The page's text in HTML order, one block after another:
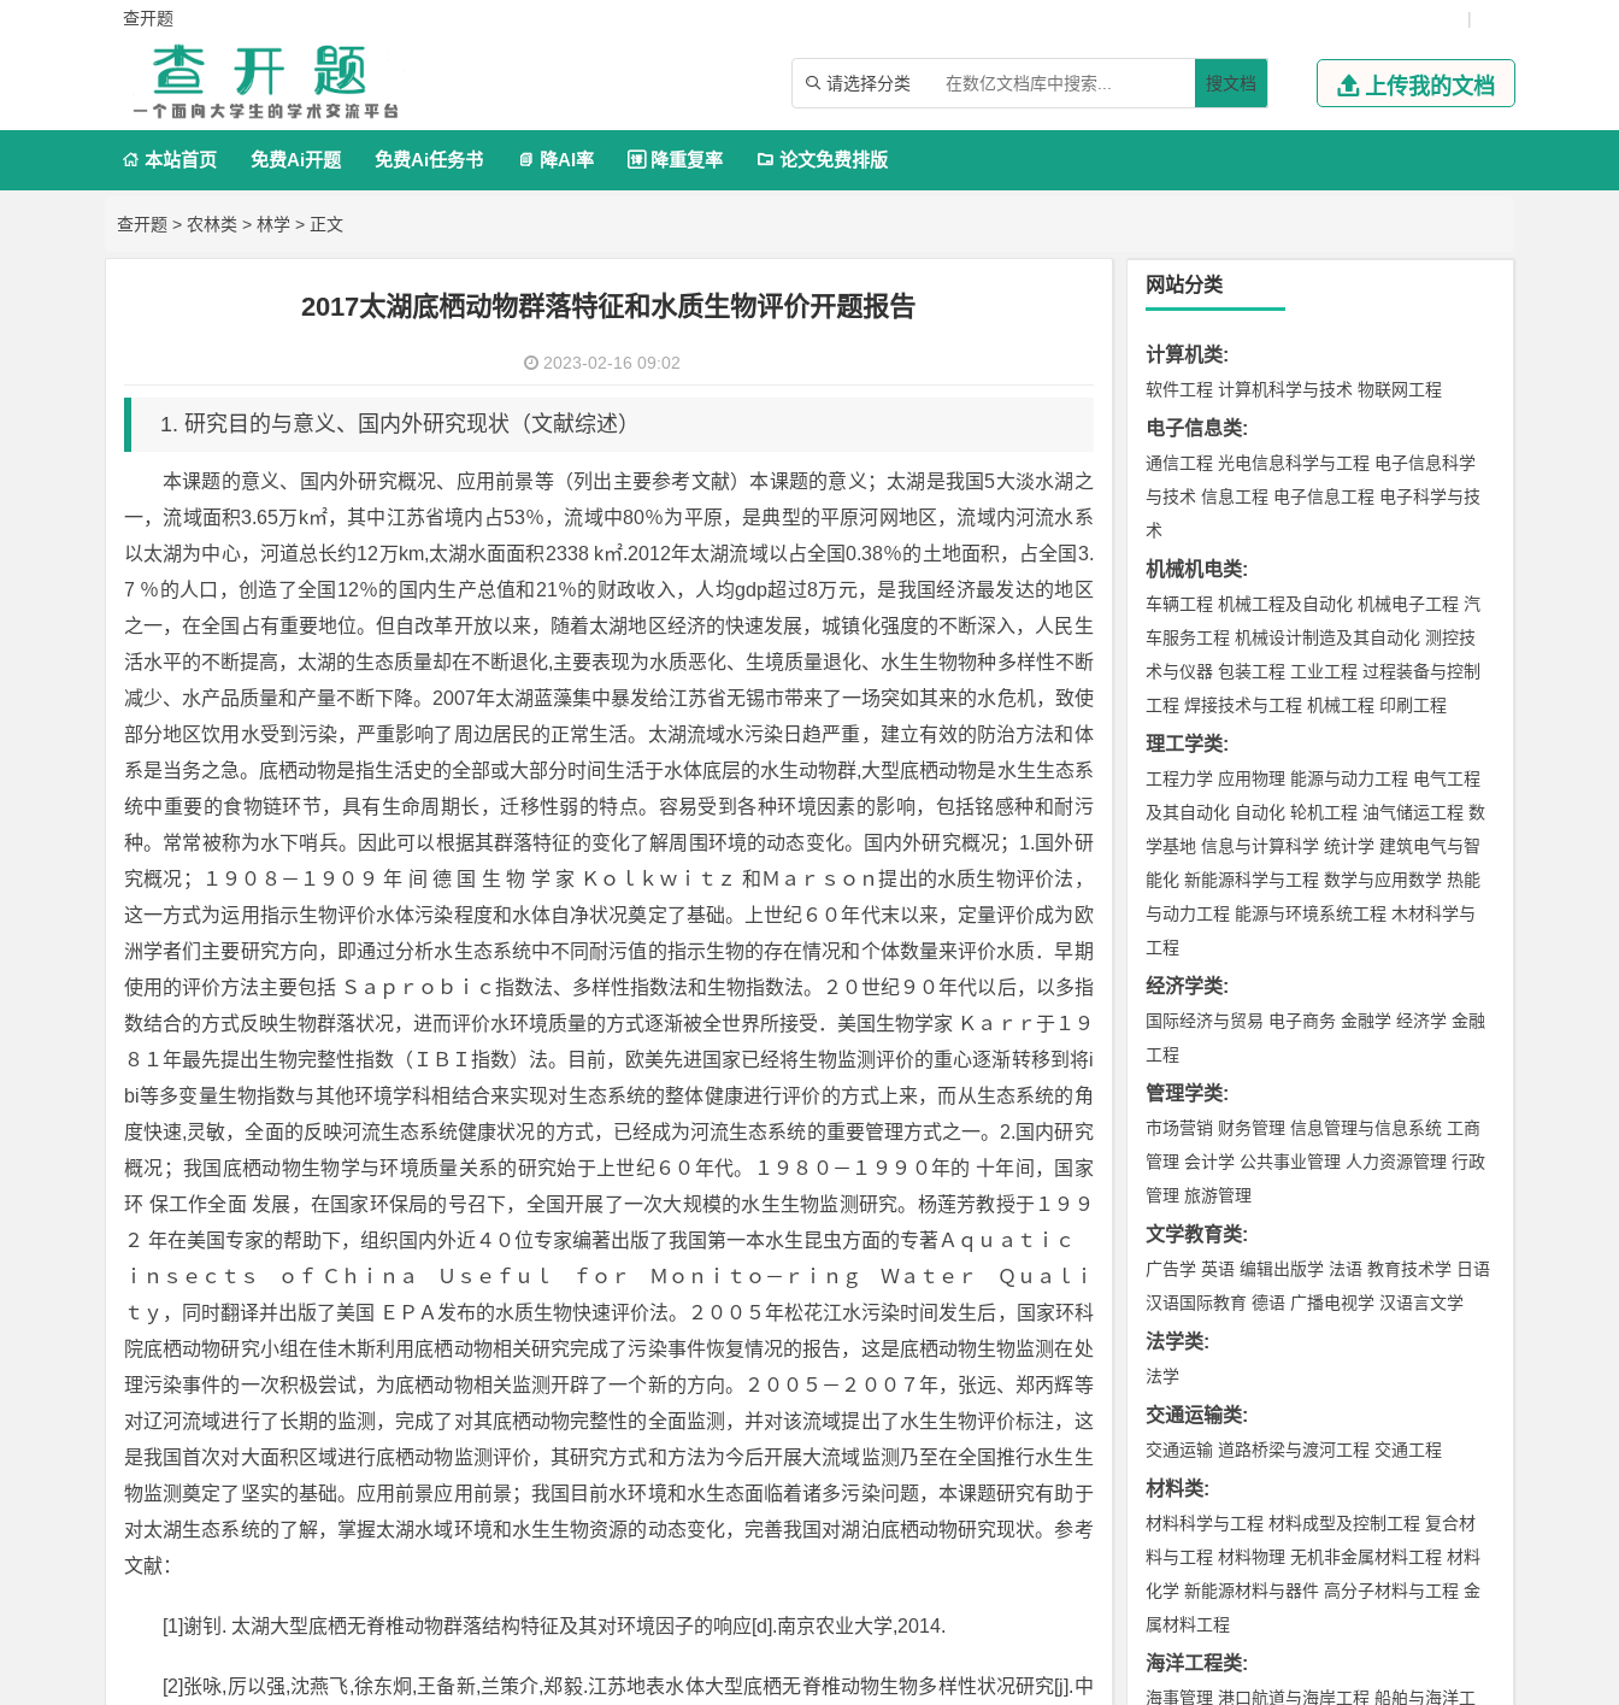
查开题 |
 请选择分类 搜文档  上传我的文档
 本站首页 免费Ai开题 免费Ai任务书  降AI率  降重复率  论文免费排版
查开题 > 农林类 > 林学 > 正文
2017太湖底栖动物群落特征和水质生物评价开题报告
2023-02-16 09:02
1. 研究目的与意义、国内外研究现状（文献综述）
本课题的意义、国内外研究概况、应用前景等（列出主要参考文献）本课题的意义；太湖是我国5大淡水湖之
一，流域面积3.65万k㎡，其中江苏省境内占53％，流域中80％为平原，是典型的平原河网地区，流域内河流水系
以太湖为中心，河道总长约12万km,太湖水面面积2338 k㎡.2012年太湖流域以占全国0.38％的土地面积，占全国3.
7 ％的人口，创造了全国12％的国内生产总值和21％的财政收入，人均gdp超过8万元，是我国经济最发达的地区
之一，在全国占有重要地位。但自改革开放以来，随着太湖地区经济的快速发展，城镇化强度的不断深入，人民生
活水平的不断提高，太湖的生态质量却在不断退化,主要表现为水质恶化、生境质量退化、水生生物物种多样性不断
减少、水产品质量和产量不断下降。2007年太湖蓝藻集中暴发给江苏省无锡市带来了一场突如其来的水危机，致使
部分地区饮用水受到污染，严重影响了周边居民的正常生活。太湖流域水污染日趋严重，建立有效的防治方法和体
系是当务之急。底栖动物是指生活史的全部或大部分时间生活于水体底层的水生动物群,大型底栖动物是水生生态系
统中重要的食物链环节，具有生命周期长，迁移性弱的特点。容易受到各种环境因素的影响，包括铭感种和耐污
种。常常被称为水下哨兵。因此可以根据其群落特征的变化了解周围环境的动态变化。国内外研究概况；1.国外研
究概况；１９０８－１９０９ 年 间 德 国 生 物 学 家 Ｋｏｌｋｗｉｔｚ 和Ｍａｒｓｏｎ提出的水质生物评价法，
这一方式为运用指示生物评价水体污染程度和水体自净状况奠定了基础。上世纪６０年代末以来，定量评价成为欧
洲学者们主要研究方向，即通过分析水生态系统中不同耐污值的指示生物的存在情况和个体数量来评价水质．早期
使用的评价方法主要包括 Ｓａｐｒｏｂｉｃ指数法、多样性指数法和生物指数法。２０世纪９０年代以后，以多指
数结合的方式反映生物群落状况，进而评价水环境质量的方式逐渐被全世界所接受．美国生物学家 Ｋａｒｒ于１９
８１年最先提出生物完整性指数（ＩＢＩ指数）法。目前，欧美先进国家已经将生物监测评价的重心逐渐转移到将i
bi等多变量生物指数与其他环境学科相结合来实现对生态系统的整体健康进行评价的方式上来，而从生态系统的角
度快速,灵敏，全面的反映河流生态系统健康状况的方式，已经成为河流生态系统的重要管理方式之一。2.国内研究
概况；我国底栖动物生物学与环境质量关系的研究始于上世纪６０年代。１９８０－１９９０年的 十年间，国家
环 保工作全面 发展，在国家环保局的号召下，全国开展了一次大规模的水生生物监测研究。杨莲芳教授于１９９
２ 年在美国专家的帮助下，组织国内外近４０位专家编著出版了我国第一本水生昆虫方面的专著Ａｑｕａｔｉｃ
ｉｎｓｅｃｔｓ ｏｆ Ｃｈｉｎａ Ｕｓｅｆｕｌ ｆｏｒ Ｍｏｎｉｔｏ－ｒｉｎｇ Ｗａｔｅｒ Ｑｕａｌｉ
ｔｙ，同时翻译并出版了美国 ＥＰＡ发布的水质生物快速评价法。２００５年松花江水污染时间发生后，国家环科
院底栖动物研究小组在佳木斯利用底栖动物相关研究完成了污染事件恢复情况的报告，这是底栖动物生物监测在处
理污染事件的一次积极尝试，为底栖动物相关监测开辟了一个新的方向。２００５－２００７年，张远、郑丙辉等
对辽河流域进行了长期的监测，完成了对其底栖动物完整性的全面监测，并对该流域提出了水生生物评价标注，这
是我国首次对大面积区域进行底栖动物监测评价，其研究方式和方法为今后开展大流域监测乃至在全国推行水生生
物监测奠定了坚实的基础。应用前景应用前景；我国目前水环境和水生态面临着诸多污染问题，本课题研究有助于
对太湖生态系统的了解，掌握太湖水域环境和水生生物资源的动态变化，完善我国对湖泊底栖动物研究现状。参考
文献：
[1]谢钊. 太湖大型底栖无脊椎动物群落结构特征及其对环境因子的响应[d].南京农业大学,2014.
[2]张咏,厉以强,沈燕飞,徐东炯,王备新,兰策介,郑毅.江苏地表水体大型底栖无脊椎动物生物多样性状况研究[j].中
网站分类
计算机类:
软件工程 计算机科学与技术 物联网工程
电子信息类:
通信工程 光电信息科学与工程 电子信息科学
与技术 信息工程 电子信息工程 电子科学与技
术
机械机电类:
车辆工程 机械工程及自动化 机械电子工程 汽
车服务工程 机械设计制造及其自动化 测控技
术与仪器 包装工程 工业工程 过程装备与控制
工程 焊接技术与工程 机械工程 印刷工程
理工学类:
工程力学 应用物理 能源与动力工程 电气工程
及其自动化 自动化 轮机工程 油气储运工程 数
学基地 信息与计算科学 统计学 建筑电气与智
能化 新能源科学与工程 数学与应用数学 热能
与动力工程 能源与环境系统工程 木材科学与
工程
经济学类:
国际经济与贸易 电子商务 金融学 经济学 金融
工程
管理学类:
市场营销 财务管理 信息管理与信息系统 工商
管理 会计学 公共事业管理 人力资源管理 行政
管理 旅游管理
文学教育类:
广告学 英语 编辑出版学 法语 教育技术学 日语
汉语国际教育 德语 广播电视学 汉语言文学
法学类:
法学
交通运输类:
交通运输 道路桥梁与渡河工程 交通工程
材料类:
材料科学与工程 材料成型及控制工程 复合材
料与工程 材料物理 无机非金属材料工程 材料
化学 新能源材料与器件 高分子材料与工程 金
属材料工程
海洋工程类:
海事管理 港口航道与海岸工程 船舶与海洋工